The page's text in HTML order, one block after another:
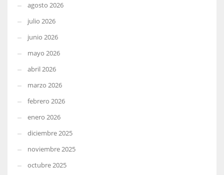
agosto 2026
julio 2026
junio 2026
mayo 2026
abril 2026
marzo 2026
febrero 2026
enero 2026
diciembre 2025
noviembre 2025
octubre 2025